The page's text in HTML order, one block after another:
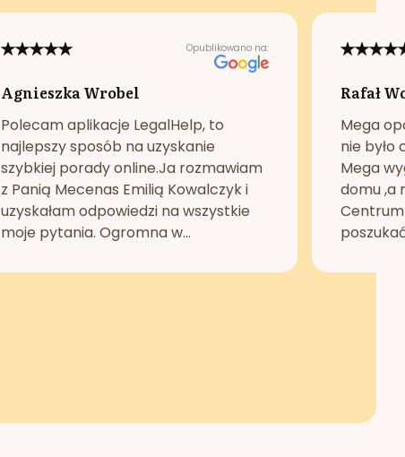
Opublikowano na:
Agnieszka Wrobel
Polecam aplikacje LegalHelp, to
najlepszy sposób na uzyskanie
szybkiej porady online.Ja rozmawiam
z Panią Mecenas Emilią Kowalczyk i
uzyskałam odpowiedzi na wszystkie
moje pytania. Ogromna w...
Rafał
Mega
nie było
Mega
domu ,a